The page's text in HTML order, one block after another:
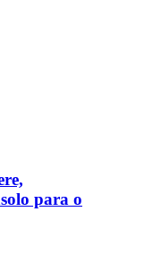
para o